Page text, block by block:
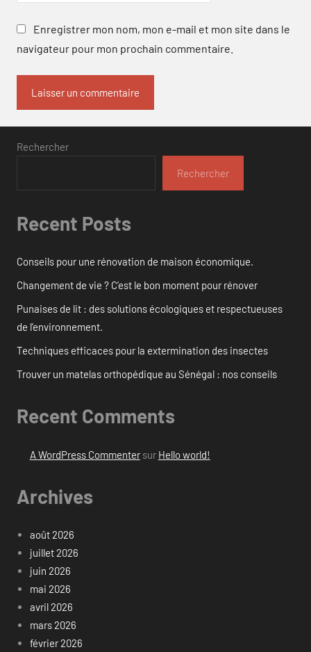
Enregistrer mon nom, mon e-mail et mon site dans le
navigateur pour mon prochain commentaire.
Rechercher
Rechercher
Recent Posts
Conseils pour une rénovation de maison économique.
Changement de vie ? C’est le bon moment pour rénover
Punaises de lit : des solutions écologiques et respectueuses
de l’environnement.
Techniques efficaces pour la extermination des insectes
Trouver un matelas orthopédique au Sénégal : nos conseils
Recent Comments
A WordPress Commentersur Hello world!
Archives
août 2026
juillet 2026
juin 2026
mai 2026
avril 2026
mars 2026
février 2026